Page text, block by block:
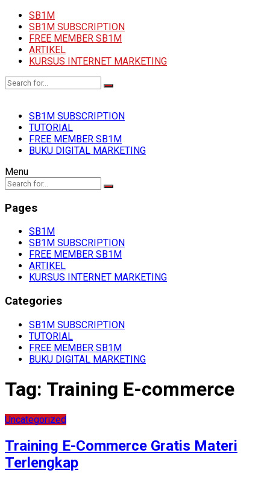
SB1M
SB1M SUBSCRIPTION
FREE MEMBER SB1M
ARTIKEL
KURSUS INTERNET MARKETING
SB1M SUBSCRIPTION
TUTORIAL
FREE MEMBER SB1M
BUKU DIGITAL MARKETING
Menu
Pages
SB1M
SB1M SUBSCRIPTION
FREE MEMBER SB1M
ARTIKEL
KURSUS INTERNET MARKETING
Categories
SB1M SUBSCRIPTION
TUTORIAL
FREE MEMBER SB1M
BUKU DIGITAL MARKETING
Tag: Training E-commerce
Uncategorized
Training E-Commerce Gratis Materi
Terlengkap